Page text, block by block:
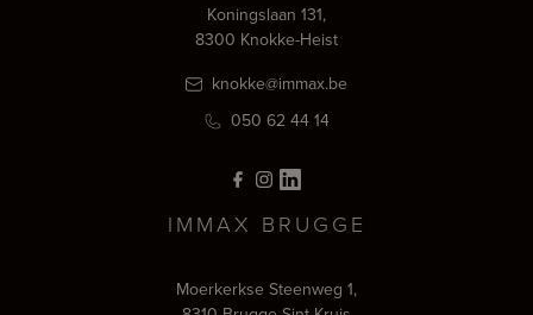
Koningslaan 131,
8300 Knokke-Heist
knokke@immax.be
050 62 44 14
IMMAX BRUGGE
Moerkerkse Steenweg 1,